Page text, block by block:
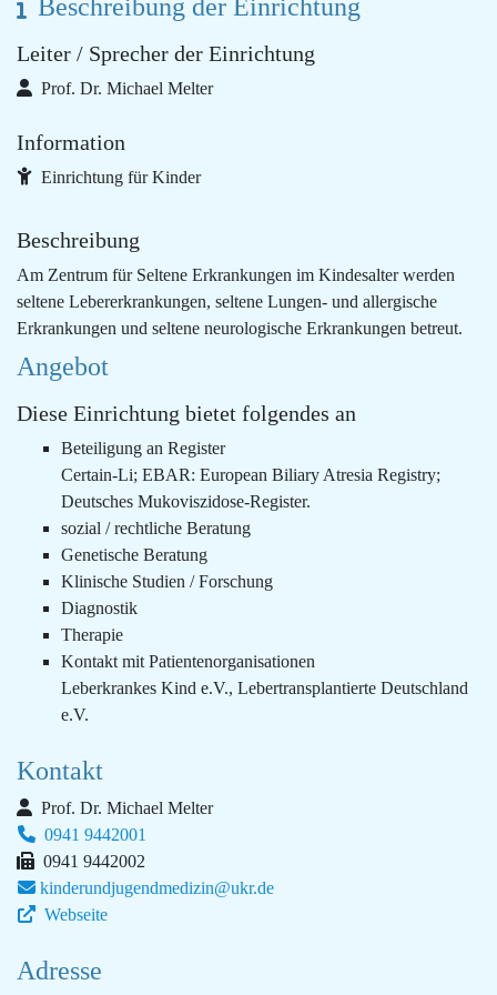
Beschreibung der Einrichtung
Leiter / Sprecher der Einrichtung
Prof. Dr. Michael Melter
Information
Einrichtung für Kinder
Beschreibung
Am Zentrum für Seltene Erkrankungen im Kindesalter werden
seltene Lebererkrankungen, seltene Lungen- und allergische
Erkrankungen und seltene neurologische Erkrankungen betreut.
Angebot
Diese Einrichtung bietet folgendes an
Beteiligung an Register
Certain-Li; EBAR: European Biliary Atresia Registry;
Deutsches Mukoviszidose-Register.
sozial / rechtliche Beratung
Genetische Beratung
Klinische Studien / Forschung
Diagnostik
Therapie
Kontakt mit Patientenorganisationen
Leberkrankes Kind e.V., Lebertransplantierte Deutschland
e.V.
Kontakt
Prof. Dr. Michael Melter
0941 9442001
0941 9442002
kinderundjugendmedizin@ukr.de
Webseite
Adresse